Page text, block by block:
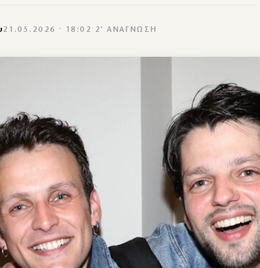
21.05.2026 · 18:02 · 2′ ΑΝΆΓΝΩΣΗ